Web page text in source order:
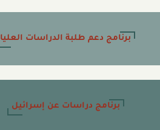
برنامج دعم طلبة الدراسات العليا
برنامج دراسات عن إسرائيل